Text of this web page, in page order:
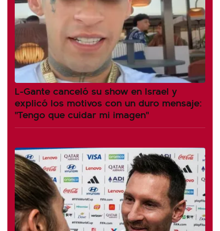
L-Gante canceló su show en Israel y
explicó los motivos con un duro mensaje:
"Tengo que cuidar mi imagen"